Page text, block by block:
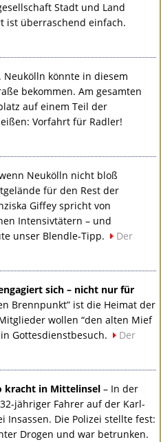
Stadt und Land
ist überraschend einfach.
Neukölln könnte in diesem
bekommen. Am gesamten
auf einem Teil der
Vorfahrt für Radler!
Neukölln nicht bloß
für den Rest der
Giffey spricht von
Intensivtätern – und
unser Blendle-Tipp.
Der
sich – nicht nur für
Brennpunkt” ist die Heimat der
wollen “den alten Mief
Gottesdienstbesuch.
Der
kracht in Mittelinsel – In der
jähriger Fahrer auf der Karl-
Insassen. Die Polizei stellte fest:
Drogen und war betrunken.